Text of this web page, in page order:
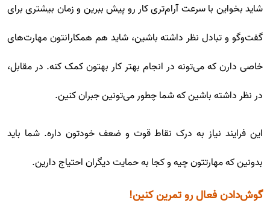
شاید بخواین با سرعت آرام‌تری کار رو پیش ببرین و زمان بیشتری برای
گفت‌وگو و تبادل نظر داشته باشین، شاید هم همکارانتون مهارت‌های
خاصی دارن که می‌تونه در انجام بهتر کار بهتون کمک کنه. در مقابل،
در نظر داشته باشین که شما چطور می‌تونین جبران کنین.
این فرایند نیاز به درک نقاط قوت و ضعف خودتون داره. شما باید
بدونین که مهارتتون چیه و کجا به حمایت دیگران احتیاج دارین.
گوش‌دادن فعال رو تمرین کنین!